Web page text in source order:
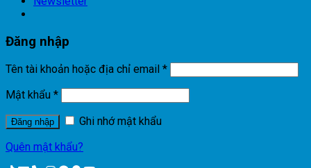
Đăng nhập
Tên tài khoản hoặc địa chỉ email *
Mật khẩu *
Đăng nhập
Ghi nhớ mật khẩu
Quên mật khẩu?